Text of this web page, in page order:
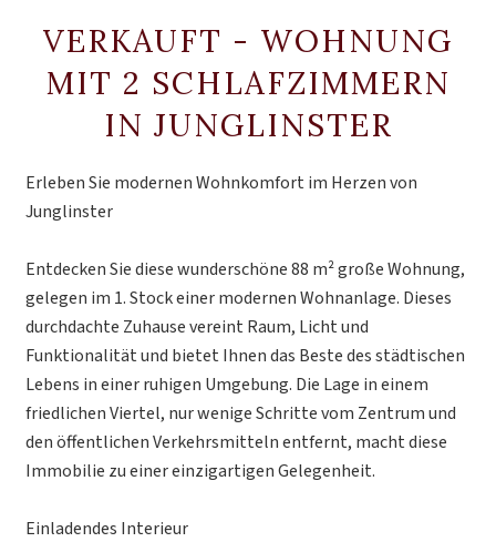
VERKAUFT - WOHNUNG
MIT 2 SCHLAFZIMMERN
IN JUNGLINSTER
Erleben Sie modernen Wohnkomfort im Herzen von
Junglinster
Entdecken Sie diese wunderschöne 88 m² große Wohnung,
gelegen im 1. Stock einer modernen Wohnanlage. Dieses
durchdachte Zuhause vereint Raum, Licht und
Funktionalität und bietet Ihnen das Beste des städtischen
Lebens in einer ruhigen Umgebung. Die Lage in einem
friedlichen Viertel, nur wenige Schritte vom Zentrum und
den öffentlichen Verkehrsmitteln entfernt, macht diese
Immobilie zu einer einzigartigen Gelegenheit.
Einladendes Interieur